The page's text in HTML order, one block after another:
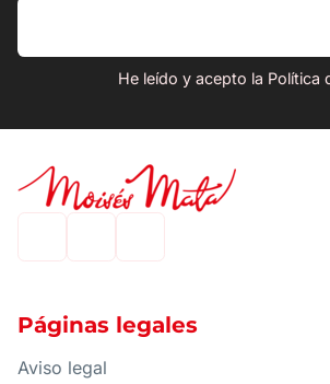
He leído y acepto la Política
Páginas legales
Aviso legal